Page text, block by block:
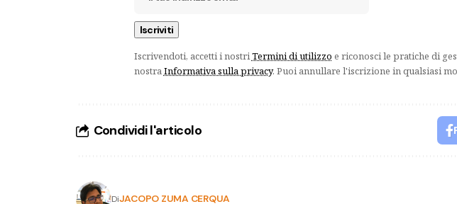
Iscrivendoti, accetti i nostriTermini di utilizzo e riconosci le pratiche di
nostraInformativa sulla privacy. Puoi annullare l'iscrizione in qualsiasi
Condividi l'articolo
DiJACOPO ZUMA CERQUA